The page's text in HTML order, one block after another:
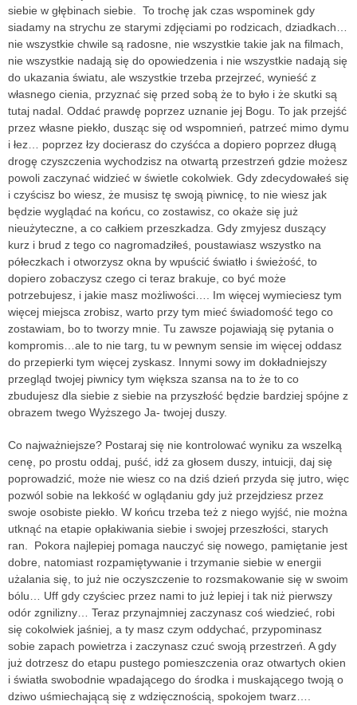
siebie w głębinach siebie. To trochę jak czas wspominek gdy
siadamy na strychu ze starymi zdjęciami po rodzicach, dziadkach…
nie wszystkie chwile są radosne, nie wszystkie takie jak na filmach,
nie wszystkie nadają się do opowiedzenia i nie wszystkie nadają się
do ukazania światu, ale wszystkie trzeba przejrzeć, wynieść z
własnego cienia, przyznać się przed sobą że to było i że skutki są
tutaj nadal. Oddać prawdę poprzez uznanie jej Bogu. To jak przejść
przez własne piekło, dusząc się od wspomnień, patrzeć mimo dymu
i łez… poprzez łzy docierasz do czyśćca a dopiero poprzez długą
drogę czyszczenia wychodzisz na otwartą przestrzeń gdzie możesz
powoli zaczynać widzieć w świetle cokolwiek. Gdy zdecydowałeś się
i czyścisz bo wiesz, że musisz tę swoją piwnicę, to nie wiesz jak
będzie wyglądać na końcu, co zostawisz, co okaże się już
nieużyteczne, a co całkiem przeszkadza. Gdy zmyjesz duszący
kurz i brud z tego co nagromadziłeś, poustawiasz wszystko na
półeczkach i otworzysz okna by wpuścić światło i świeżość, to
dopiero zobaczysz czego ci teraz brakuje, co być może
potrzebujesz, i jakie masz możliwości…. Im więcej wymieciesz tym
więcej miejsca zrobisz, warto przy tym mieć świadomość tego co
zostawiam, bo to tworzy mnie. Tu zawsze pojawiają się pytania o
kompromis…ale to nie targ, tu w pewnym sensie im więcej oddasz
do przepierki tym więcej zyskasz. Innymi sowy im dokładniejszy
przegląd twojej piwnicy tym większa szansa na to że to co
zbudujesz dla siebie z siebie na przyszłość będzie bardziej spójne z
obrazem twego Wyższego Ja- twojej duszy.
Co najważniejsze? Postaraj się nie kontrolować wyniku za wszelką
cenę, po prostu oddaj, puść, idź za głosem duszy, intuicji, daj się
poprowadzić, może nie wiesz co na dziś dzień przyda się jutro, więc
pozwól sobie na lekkość w oglądaniu gdy już przejdziesz przez
swoje osobiste piekło. W końcu trzeba też z niego wyjść, nie można
utknąć na etapie opłakiwania siebie i swojej przeszłości, starych
ran. Pokora najlepiej pomaga nauczyć się nowego, pamiętanie jest
dobre, natomiast rozpamiętywanie i trzymanie siebie w energii
użalania się, to już nie oczyszczenie to rozsmakowanie się w swoim
bólu… Uff gdy czyściec przez nami to już lepiej i tak niż pierwszy
odór zgnilizny… Teraz przynajmniej zaczynasz coś wiedzieć, robi
się cokolwiek jaśniej, a ty masz czym oddychać, przypominasz
sobie zapach powietrza i zaczynasz czuć swoją przestrzeń. A gdy
już dotrzesz do etapu pustego pomieszczenia oraz otwartych okien
i światła swobodnie wpadającego do środka i muskającego twoją o
dziwo uśmiechającą się z wdzięcznością, spokojem twarz….